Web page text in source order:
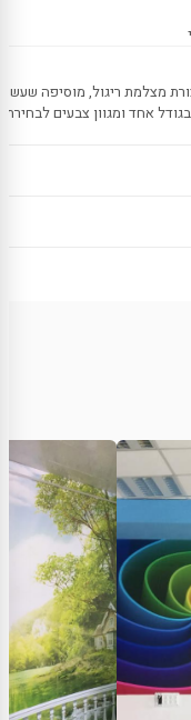
מצלמת ריגול, מוסיפה
אחד ומגוון צבעים